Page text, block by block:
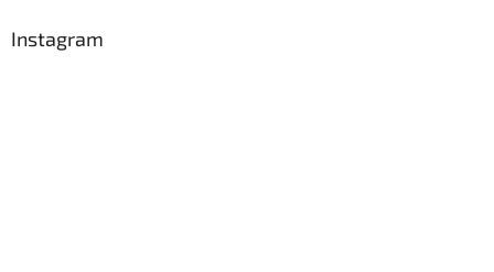
Instagram